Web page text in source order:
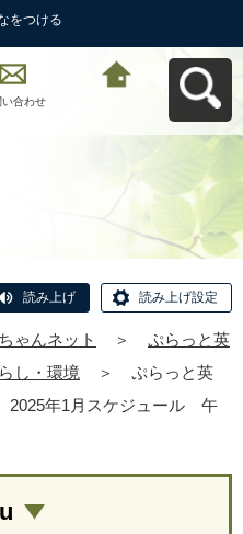
をつける
い合わせ
読み上げ 読み上げ設定
ゃんネット ＞
ぷらっと英
し・環境 ＞
ぷらっと英
年1月スケジュール 午